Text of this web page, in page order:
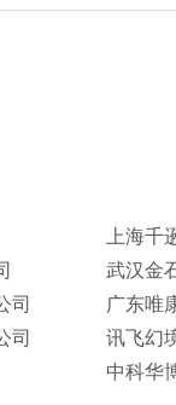
上海千
武汉金
司
广东唯
司
讯飞幻
中科华